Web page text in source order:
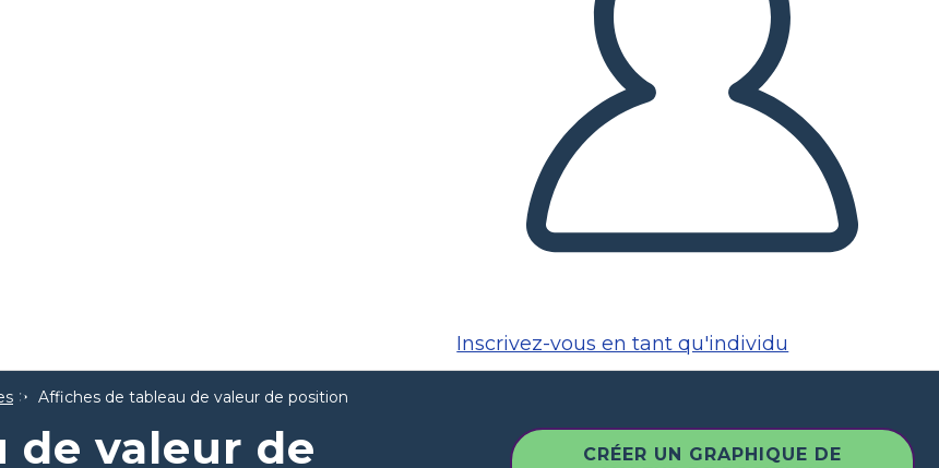
Inscrivez-vous en tant qu'individu
Affiches de tableau de valeur de position
de valeur de
CRÉER UN GRAPHIQUE DE